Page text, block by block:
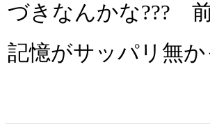
づきなんかな???
記憶がサッパリ無